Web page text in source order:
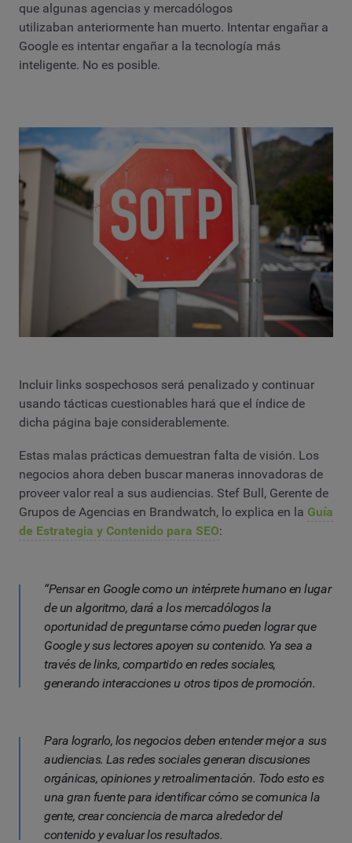
que algunas agencias y mercadólogos
utilizaban anteriormente han muerto. Intentar engañar a
Google es intentar engañar a la tecnología más
inteligente. No es posible.
Incluir links sospechosos será penalizado y continuar
usando tácticas cuestionables hará que el índice de
dicha página baje considerablemente.
Estas malas prácticas demuestran falta de visión. Los
negocios ahora deben buscar maneras innovadoras de
proveer valor real a sus audiencias. Stef Bull, Gerente de
Grupos de Agencias en Brandwatch, lo explica en la Guía
de Estrategia y Contenido para SEO:
“Pensar en Google como un intérprete humano en lugar
de un algoritmo, dará a los mercadólogos la
oportunidad de preguntarse cómo pueden lograr que
Google y sus lectores apoyen su contenido. Ya sea a
través de links, compartido en redes sociales,
generando interacciones u otros tipos de promoción.
Para lograrlo, los negocios deben entender mejor a sus
audiencias. Las redes sociales generan discusiones
orgánicas, opiniones y retroalimentación. Todo esto es
una gran fuente para identificar cómo se comunica la
gente, crear conciencia de marca alrededor del
contenido y evaluar los resultados.